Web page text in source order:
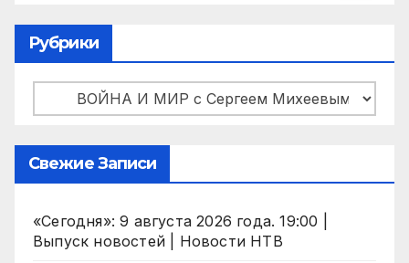
Рубрики
Рубрики
Свежие Записи
«Сегодня»: 9 августа 2026 года. 19:00 |
Выпуск новостей | Новости НТВ